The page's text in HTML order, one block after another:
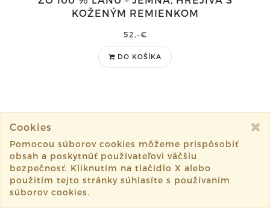
KOŽENÝM REMIENKOM
52,-€
DO KOŠÍKA
1
Nasledujúce
Cookies
Pomocou súborov cookies môžeme prispôsobiť
obsah a poskytnúť používateľovi väčšiu
bezpečnosť. Kliknutím na tlačidlo X alebo
použitím tejto stránky súhlasíte s používaním
súborov cookies.